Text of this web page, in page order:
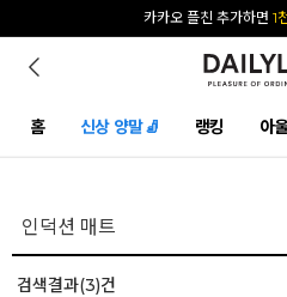
카카오 플친 추가하면 1
홈 신상 양말🧦 랭킹 아
검색결과(3)건